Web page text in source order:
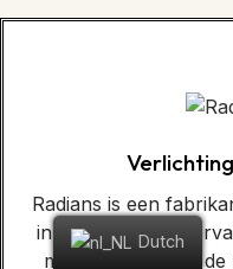
Radians is een
in China met een
met het ontwerp,
Dutch